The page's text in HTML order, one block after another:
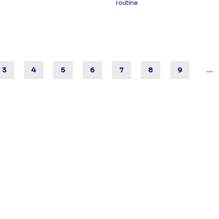
routine
Page
3 Page
4 Page
5 Page
6 Page
7 Page
8 Page
9 …